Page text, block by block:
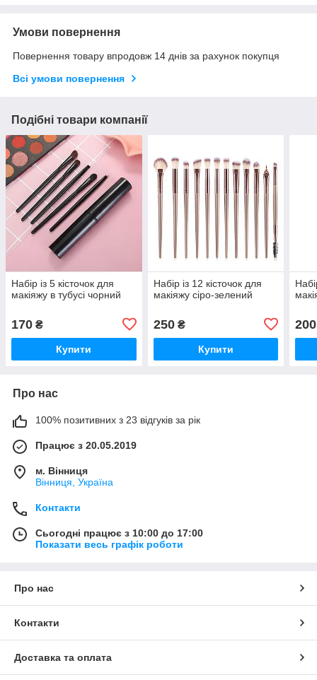
Умови повернення
Повернення товару впродовж 14 днів за рахунок покупця
Всі умови повернення
Подібні товари компанії
Набір із 5 кісточок для
макіяжу в тубусі чорний
170 ₴
Купити
Набір із 12 кісточок для
макіяжу сіро-зелений
250₴
Купити
200
Про нас
100% позитивних з 23 відгуків за рік
Працює з 20.05.2019
м. Вінниця
Вінниця, Україна
Контакти
Сьогодні працює з 10:00 до 17:00
Показати весь графік роботи
Про нас
Контакти
Доставка та оплата